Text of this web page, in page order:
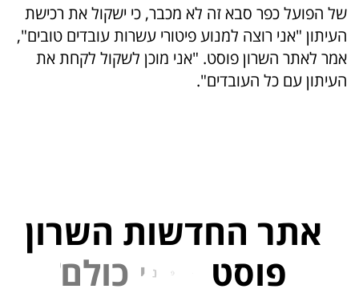
של הפועל כפר סבא זה לא מכבר, כי ישקול את רכישת
העיתון "אני רוצה למנוע פיטורי עשרות עובדים טובים",
אמר לאתר השרון פוסט. "אני מוכן לשקול לקחת את
העיתון עם כל העובדים".
אתר החדשות השרון
פוסט